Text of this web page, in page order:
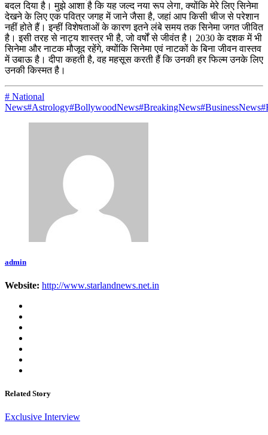
बदल दिया है। मुझे आशा है कि यह जल्द नया रूप लेगा, क्योंकि मेरे लिए सिनेमा
देखने के लिए एक पवित्र जगह में जाने जैसा है, जहां आप किसी चीज से परेशान
नहीं होते हैं। इन्हीं विशेषताओं के कारण इतने लंबे समय तक सिनेमा जगत जीवित
है। इसी तरह से नाट्य शास्त्र भी है, जो वर्षों से जीवंत है। 2030 के दशक में भी
सिनेमा और नाटक मौजूद रहेंगे, क्योंकि सिनेमा एवं नाटकों के बिना जीवन वास्तव
में उबाऊ है। दीपा कहती है, वह महसूस करती हैं कि उनकी हर फिल्म उनके लिए
उनकी किस्मत है।
# National
News#Astrology#BollywoodNews#BreakingNews#BusinessNews
admin
Website: http://www.starlandnews.net.in
Related Story
Exclusive Interview